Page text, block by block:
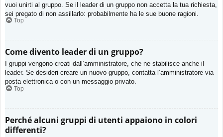
vuoi unirti al gruppo. Se il leader di un gruppo non accetta la tua richiesta,
sei pregato di non assillarlo: probabilmente ha le sue buone ragioni.
Top
Come divento leader di un gruppo?
I gruppi vengono creati dall’amministratore, che ne stabilisce anche il
leader. Se desideri creare un nuovo gruppo, contatta l’amministratore via
posta elettronica o con un messaggio privato.
Top
Perché alcuni gruppi di utenti appaiono in colori
differenti?